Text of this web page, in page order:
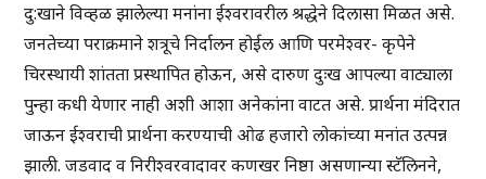
दु:खाने विव्हळ झालेल्या मनांना ईश्वरावरील श्रद्धेने दिलासा मिळत असे.
जनतेच्या पराक्रमाने शत्रूचे निर्दालन होईल आणि परमेश्वर- कृपेने
चिरस्थायी शांतता प्रस्थापित होऊन, असे दारुण दुःख आपल्या वाट्याला
पुन्हा कधी येणार नाही अशी आशा अनेकांना वाटत असे. प्रार्थना मंदिरात
जाऊन ईश्वराची प्रार्थना करण्याची ओढ हजारो लोकांच्या मनांत उत्पन्न
झाली. जडवाद व निरीश्वरवादावर कणखर निष्ठा असणान्या स्टॅलिनने,